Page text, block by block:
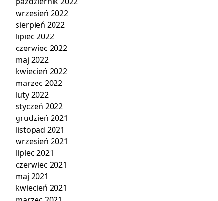
wrzesień 2022
sierpień 2022
lipiec 2022
czerwiec 2022
maj 2022
kwiecień 2022
marzec 2022
luty 2022
styczeń 2022
grudzień 2021
listopad 2021
wrzesień 2021
lipiec 2021
czerwiec 2021
maj 2021
kwiecień 2021